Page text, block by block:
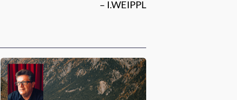
– I.WEIPPL